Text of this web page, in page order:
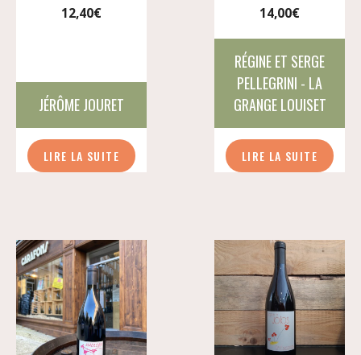
12,40€
JÉRÔME JOURET
LIRE LA SUITE
14,00€
RÉGINE ET SERGE
PELLEGRINI - LA
GRANGE LOUISET
LIRE LA SUITE